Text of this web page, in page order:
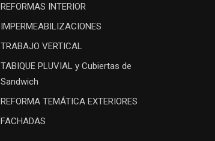
REFORMAS INTERIOR
IMPERMEABILIZACIONES
TRABAJO VERTICAL
TABIQUE PLUVIAL y Cubiertas de
Sandwich
REFORMA TEMÁTICA EXTERIORES
FACHADAS